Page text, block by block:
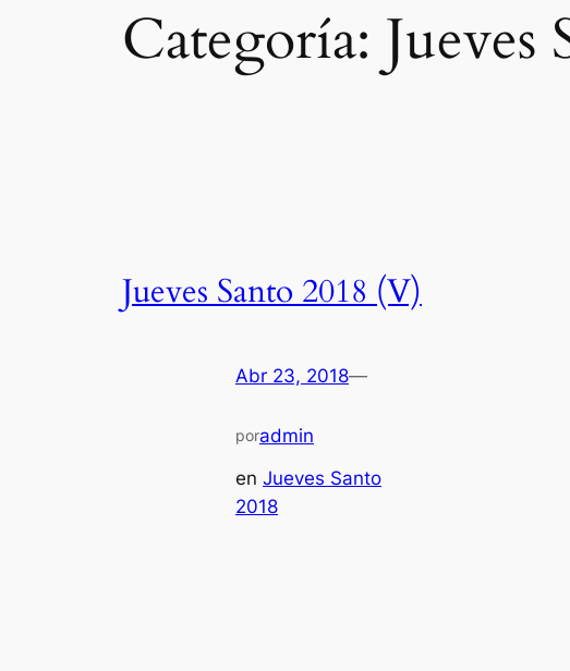
Categoría: Jueves
Jueves Santo 2018 (V)
Abr 23, 2018—
poradmin
en Jueves Santo
2018